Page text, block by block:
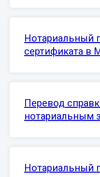
Нотариальный
сертификата в
Перевод
нотариальным
Нотариальный